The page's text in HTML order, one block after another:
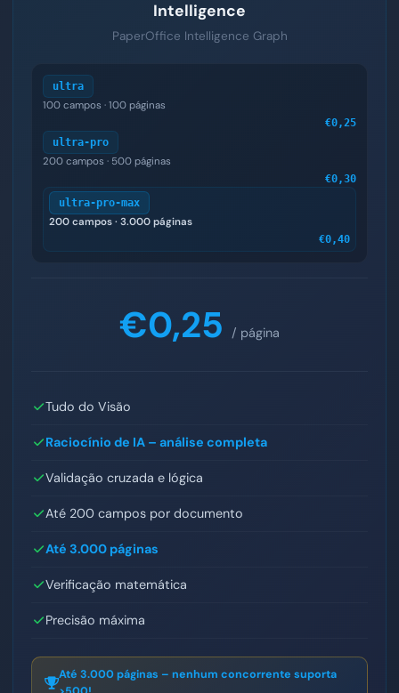
Intelligence
PaperOffice Intelligence Graph
ultra
100 campos · 100 páginas
€0,25
ultra-pro
200 campos · 500 páginas
€0,30
ultra-pro-max
200 campos · 3.000 páginas
€0,40
€0,25 / página
Tudo do Visão
Raciocínio de IA – análise completa
Validação cruzada e lógica
Até 200 campos por documento
Até 3.000 páginas
Verificação matemática
Precisão máxima
Até 3.000 páginas – nenhum concorrente suporta